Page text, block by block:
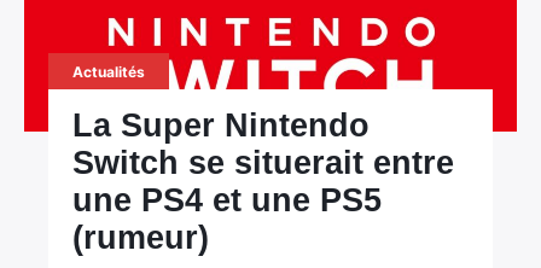
Actualités
La Super Nintendo
Switch se situerait entre
une PS4 et une PS5
(rumeur)